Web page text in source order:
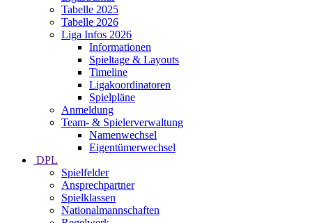
Tabelle 2025
Tabelle 2026
Liga Infos 2026
Informationen
Spieltage & Layouts
Timeline
Ligakoordinatoren
Spielpläne
Anmeldung
Team- & Spielerverwaltung
Namenwechsel
Eigentümerwechsel
DPL
Spielfelder
Ansprechpartner
Spielklassen
Nationalmannschaften